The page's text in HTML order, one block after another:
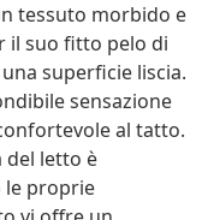
tessuto morbido e
il suo fitto pelo di
superficie liscia.
sensazione
al tatto.
del letto è
le proprie